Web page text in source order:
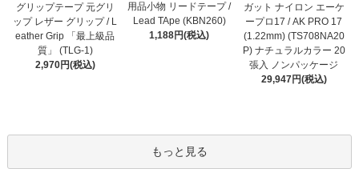
グリップテープ 元グリ
ップ レザー グリップ / L
eather Grip 「最上級品
質」 (TLG-1)
2,970円(税込)
用品小物 リードテープ /
Lead TApe (KBN260)
1,188円(税込)
ガット ナイロン エーケ
ープロ17 / AK PRO 17
(1.22mm) (TS708NA20
P) ナチュラルカラー 20
張入 ノンパッケージ
29,947円(税込)
もっと見る